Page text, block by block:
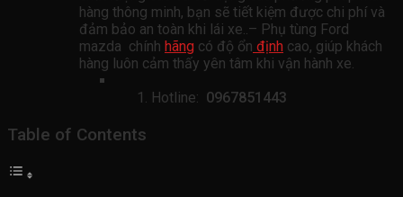
hàng thông minh, bạn sẽ tiết kiệm được chi phí và
đảm bảo an toàn khi lái xe..– Phụ tùng Ford
mazda chính hãng có độ ổn định cao, giúp khách
hàng luôn cảm thấy yên tâm khi vận hành xe.
Hotline: 0967851443
Table of Contents